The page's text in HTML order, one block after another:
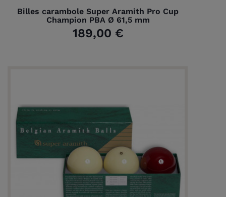
Billes carambole Super Aramith Pro Cup
Champion PBA Ø 61,5 mm
189,00 €